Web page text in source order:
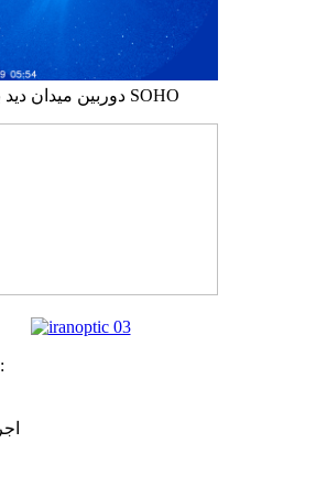
دوربین میدان دید باز SOHO
شما اینجا هستید: